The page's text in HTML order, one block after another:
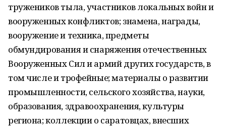
тружеников тыла, участников локальных войн и
вооруженных конфликтов; знамена, награды,
вооружение и техника, предметы
обмундирования и снаряжения отечественных
Вооруженных Сил и армий других государств, в
том числе и трофейные; материалы о развитии
промышленности, сельского хозяйства, науки,
образования, здравоохранения, культуры
региона; коллекции о саратовцах, внесших